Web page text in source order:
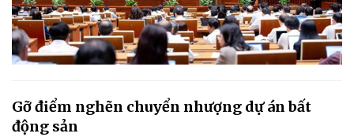
Gỡ điểm nghẽn chuyển nhượng dự án bất
động sản